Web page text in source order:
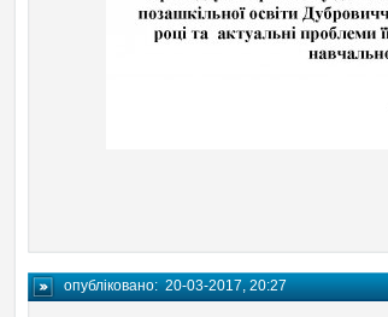
опубліковано:20-03-2017, 20:27